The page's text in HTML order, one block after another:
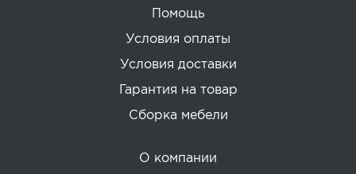
Помощь
Условия оплаты
Условия доставки
Гарантия на товар
Сборка мебели
О компании